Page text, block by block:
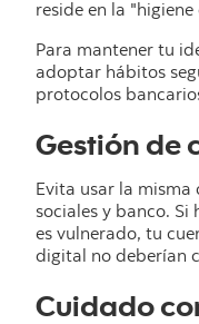
reside en la
Para mantener tu
adoptar hábitos
protocolos
Gestión de
Evita usar la
sociales y banco. Si
es vulnerado, tu
digital no deberían
Cuidado